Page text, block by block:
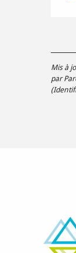
Mis à
par